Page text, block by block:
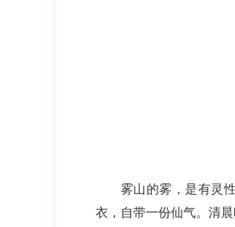
雾山的雾，是有灵
衣，自带一份仙气。清